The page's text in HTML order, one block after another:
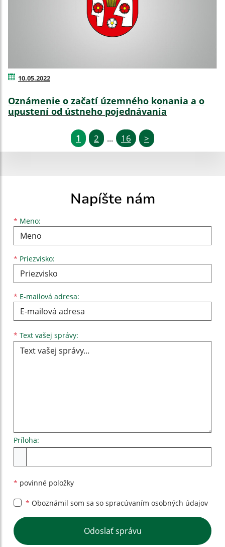
10.05.2022
Oznámenie o začatí územného konania a o
upustení od ústneho pojednávania
1 2 ... 16 >
Napíšte nám
* Meno:
Meno
* Priezvisko:
Priezvisko
* E-mailová adresa:
E-mailová adresa
* Text vašej správy:
Príloha:
* povinné položky
* Oboznámil som sa so spracúvaním osobných údajov
Google reCaptcha Response
Odoslať správu